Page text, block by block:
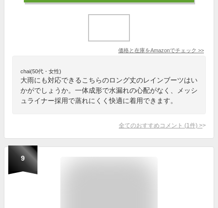
価格と在庫をAmazonでチェック >>
chai(50代・女性)
大雨にも対応できるこちらのロング丈のレインブーツはい
かがでしょうか。一体成形で水漏れの心配がなく、メッシ
ュライナー採用で蒸れにくく快適に着用できます。
全てのおすすめコメント (1 件) >
9